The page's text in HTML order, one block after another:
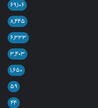
۶۹,۱۰۶
۸,۴۴۵
۶,۳۳۳
۳,۴۰۳
۱,۶۵۰
۵۹
۴۴